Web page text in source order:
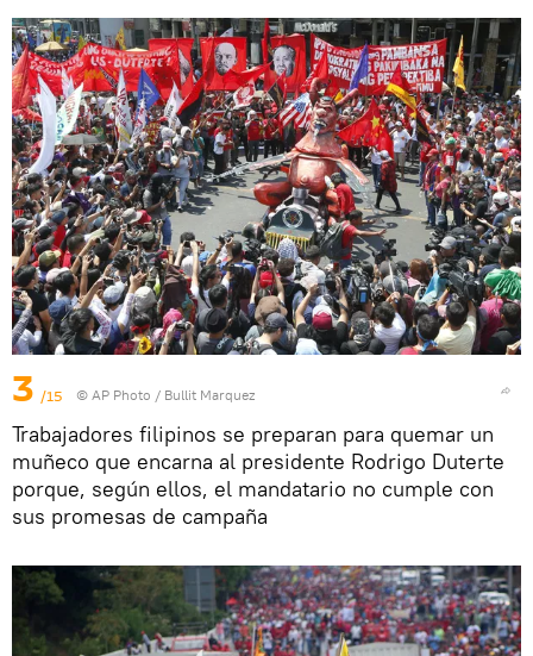
3 /15 © AP Photo / Bullit Marquez
Trabajadores filipinos se preparan para quemar un
muñeco que encarna al presidente Rodrigo Duterte
porque, según ellos, el mandatario no cumple con
sus promesas de campaña